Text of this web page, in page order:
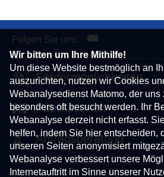
Wir bitten um Ihre Mithilfe!
Um diese Website bestmöglich an
auszurichten, nutzen wir Cookies
Webanalysedienst Matomo, der
besonders oft besucht werden. Ihr
Webanalyse derzeit nicht erfasst.
helfen, indem Sie hier entscheiden,
unseren Seiten anonymisiert
Webanalyse verbessert unsere
Internetauftritt im Sinne unserer
Folgen Sie uns:
Fördermöglichkeiten
Publikationen
Antragsberatung